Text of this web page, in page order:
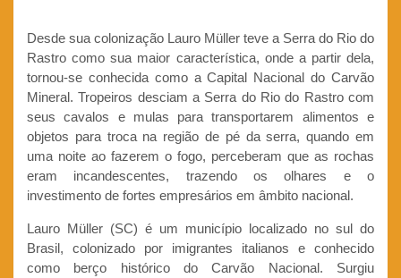
Desde sua colonização Lauro Müller teve a Serra do Rio do
Rastro como sua maior característica, onde a partir dela,
tornou-se conhecida como a Capital Nacional do Carvão
Mineral. Tropeiros desciam a Serra do Rio do Rastro com
seus cavalos e mulas para transportarem alimentos e
objetos para troca na região de pé da serra, quando em
uma noite ao fazerem o fogo, perceberam que as rochas
eram incandescentes, trazendo os olhares e o
investimento de fortes empresários em âmbito nacional.
Lauro Müller (SC) é um município localizado no sul do
Brasil, colonizado por imigrantes italianos e conhecido
como berço histórico do Carvão Nacional. Surgiu